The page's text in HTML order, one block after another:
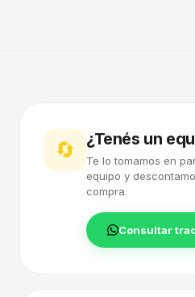
🔄 ¿Tenés un
Te lo tomamos en
equipo y
compra.
Consultar